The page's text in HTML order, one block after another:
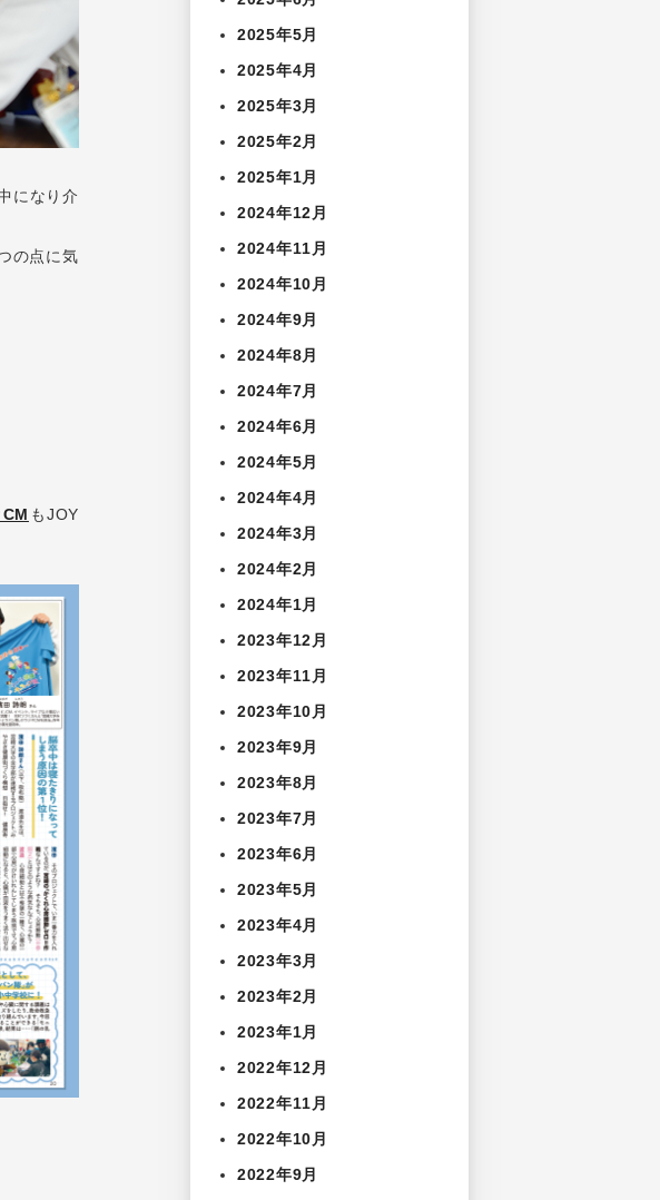
になり介
の点に気
もJOY
2025年5月
2025年4月
2025年3月
2025年2月
2025年1月
2024年12月
2024年11月
2024年10月
2024年9月
2024年8月
2024年7月
2024年6月
2024年5月
2024年4月
2024年3月
2024年2月
2024年1月
2023年12月
2023年11月
2023年10月
2023年9月
2023年8月
2023年7月
2023年6月
2023年5月
2023年4月
2023年3月
2023年2月
2023年1月
2022年12月
2022年11月
2022年10月
2022年9月